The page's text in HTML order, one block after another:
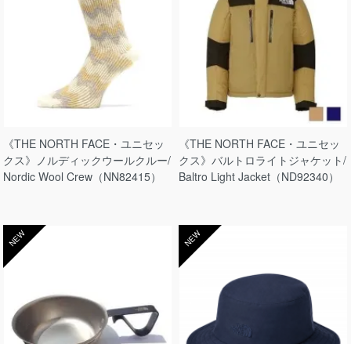
《THE NORTH FACE・ユニセッ
クス》ノルディックウールクルー/
Nordic Wool Crew（NN82415）
《THE NORTH FACE・ユニセッ
クス》バルトロライトジャケット/
Baltro Light Jacket（ND92340）
NEW NEW